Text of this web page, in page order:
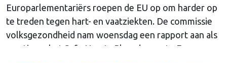
Europarlementariërs roepen de EU op om harder op
te treden tegen hart- en vaatziekten. De commissie
volksgezondheid nam woensdag een rapport aan als
reactie op het Safe Hearts Plan, de eerste Europese